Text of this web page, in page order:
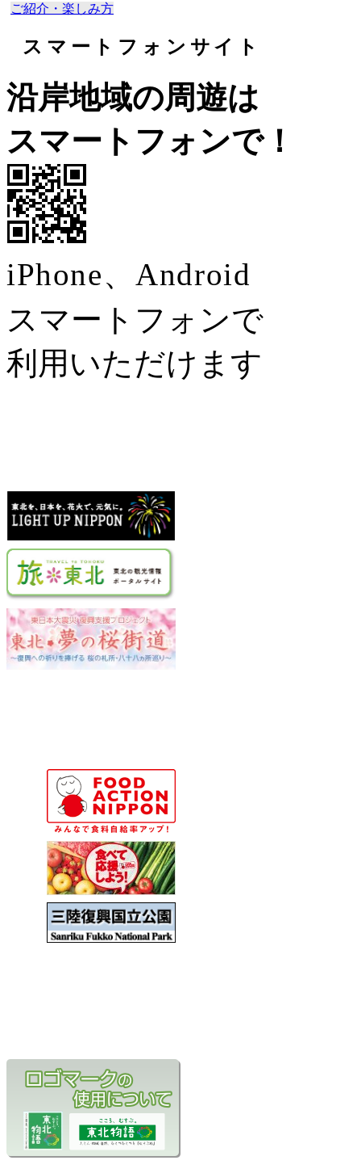
ご紹介・楽しみ方
スマートフォンサイト
沿岸地域の周遊は
スマートフォンで！
iPhone、Android
スマートフォンで
利用いただけます